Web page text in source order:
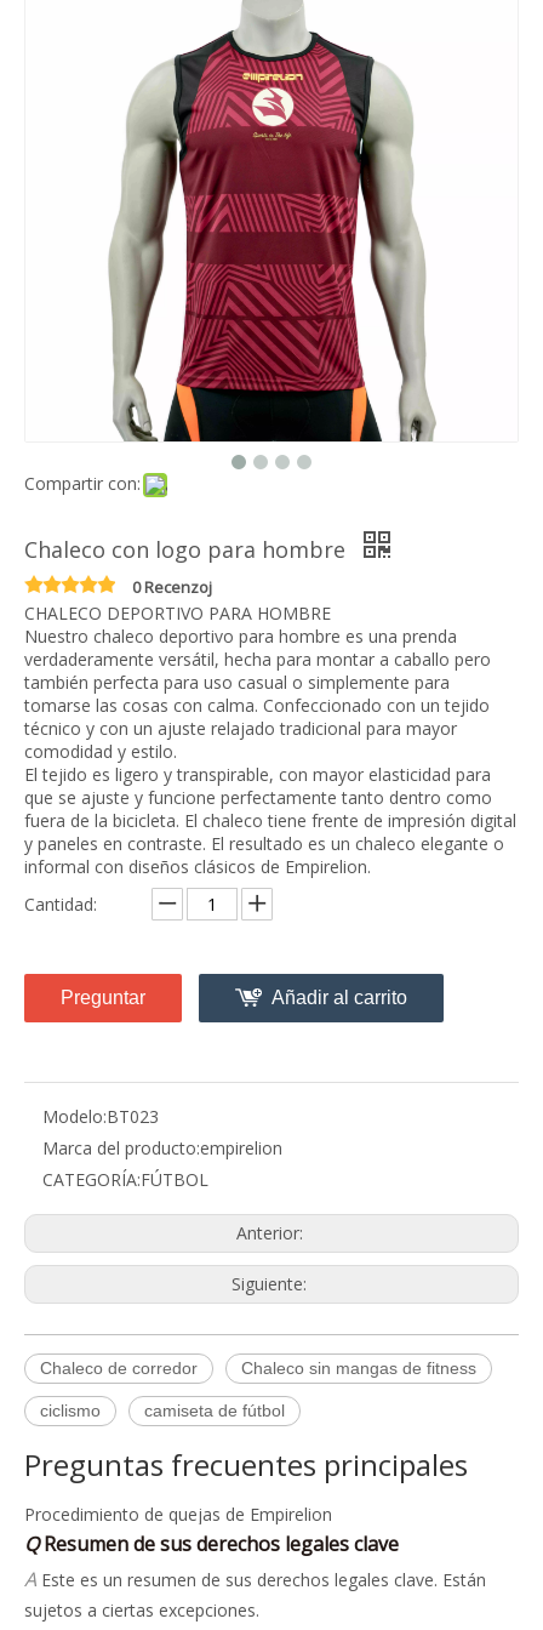
Compartir con:
Chaleco con logo para hombre
0 Recenzoj
CHALECO DEPORTIVO PARA HOMBRE
Nuestro chaleco deportivo para hombre es una prenda
verdaderamente versátil, hecha para montar a caballo pero
también perfecta para uso casual o simplemente para
tomarse las cosas con calma. Confeccionado con un tejido
técnico y con un ajuste relajado tradicional para mayor
comodidad y estilo.
El tejido es ligero y transpirable, con mayor elasticidad para
que se ajuste y funcione perfectamente tanto dentro como
fuera de la bicicleta. El chaleco tiene frente de impresión digital
y paneles en contraste. El resultado es un chaleco elegante o
informal con diseños clásicos de Empirelion.
Cantidad:
Preguntar Añadir al carrito
Modelo:BT023
Marca del producto:empirelion
CATEGORÍA:FÚTBOL
Anterior:
Siguiente:
Chaleco de corredor Chaleco sin mangas de fitness
ciclismo camiseta de fútbol
Preguntas frecuentes principales
QPolítica de quejas
A
Procedimiento de quejas de Empirelion
Si no está satisfecho con su compra puede devolverlo de
acuerdo con nuestra política de devoluciones. Si no está
satisfecho con la respuesta que recibe o con cualquier otra
cosa sobre su experiencia con Empirelion, puede comunicarse
QResumen de sus derechos legales clave
AEste es un resumen de sus derechos legales clave. Están
sujetos a ciertas excepciones.
La Ley de Derechos del Consumidor de 2015 dice que los
QSus derechos legales